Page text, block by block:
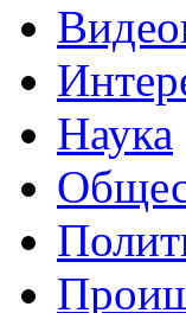
Наука